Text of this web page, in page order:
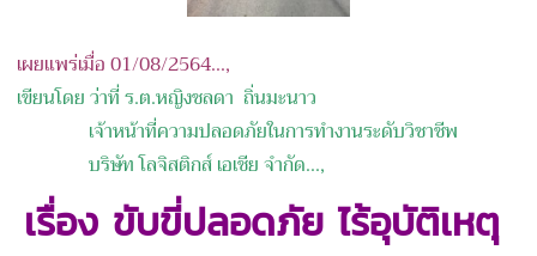
เผยแพร่เมื่อ 01/08/2564...,
เขียนโดย ว่าที่ ร.ต.หญิงชลดา ถิ่นมะนาว
เจ้าหน้าที่ความปลอดภัยในการทำงานระดับวิชาชีพ
บริษัท โลจิสติกส์ เอเชีย จำกัด...,
เรื่อง ขับขี่ปลอดภัย ไร้อุบัติเหตุ